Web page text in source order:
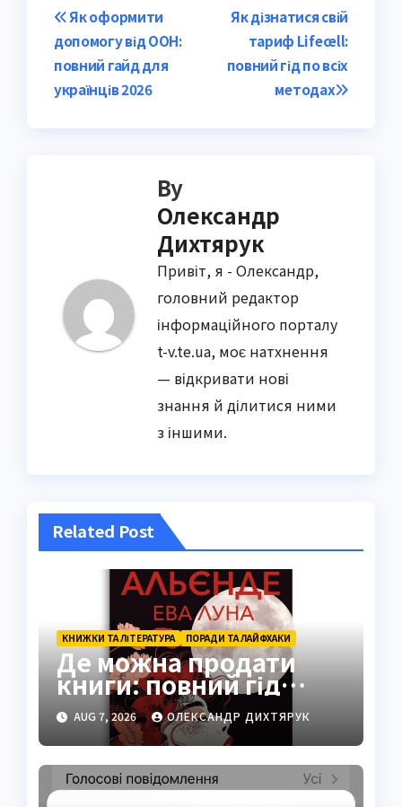
Post
navigation
Як дізнатися свій
тариф Lifecell:
повний гід по всіх
методах
Як оформити
допомогу від ООН:
повний гайд для
українців 2026
By
Олександр
Дихтярук
Привіт, я - Олександр,
головний редактор
інформаційного порталу
t-v.te.ua, моє натхнення
— відкривати нові
знання й ділитися ними
з іншими.
Related Post
КНИЖКИ ТА ЛІТЕРАТУРА ПОРАДИ ТА ЛАЙФХАКИ
Де можна продати
книги: повний гід
платформами 2026
AUG 7, 2026 ОЛЕКСАНДР ДИХТЯРУК